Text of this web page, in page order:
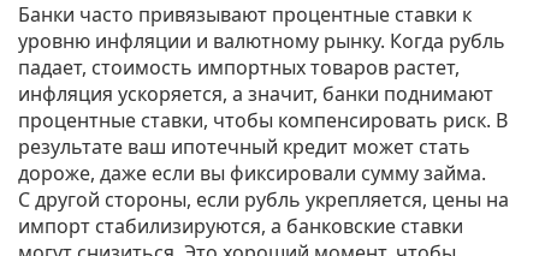
Банки часто привязывают процентные ставки к
уровню инфляции и валютному рынку. Когда рубль
падает, стоимость импортных товаров растет,
инфляция ускоряется, а значит, банки поднимают
процентные ставки, чтобы компенсировать риск. В
результате ваш ипотечный кредит может стать
дороже, даже если вы фиксировали сумму займа.
С другой стороны, если рубль укрепляется, цены на
импорт стабилизируются, а банковские ставки